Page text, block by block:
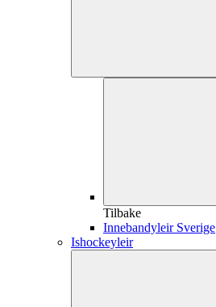
Tilbake
Innebandyleir Sverige
Ishockeyleir